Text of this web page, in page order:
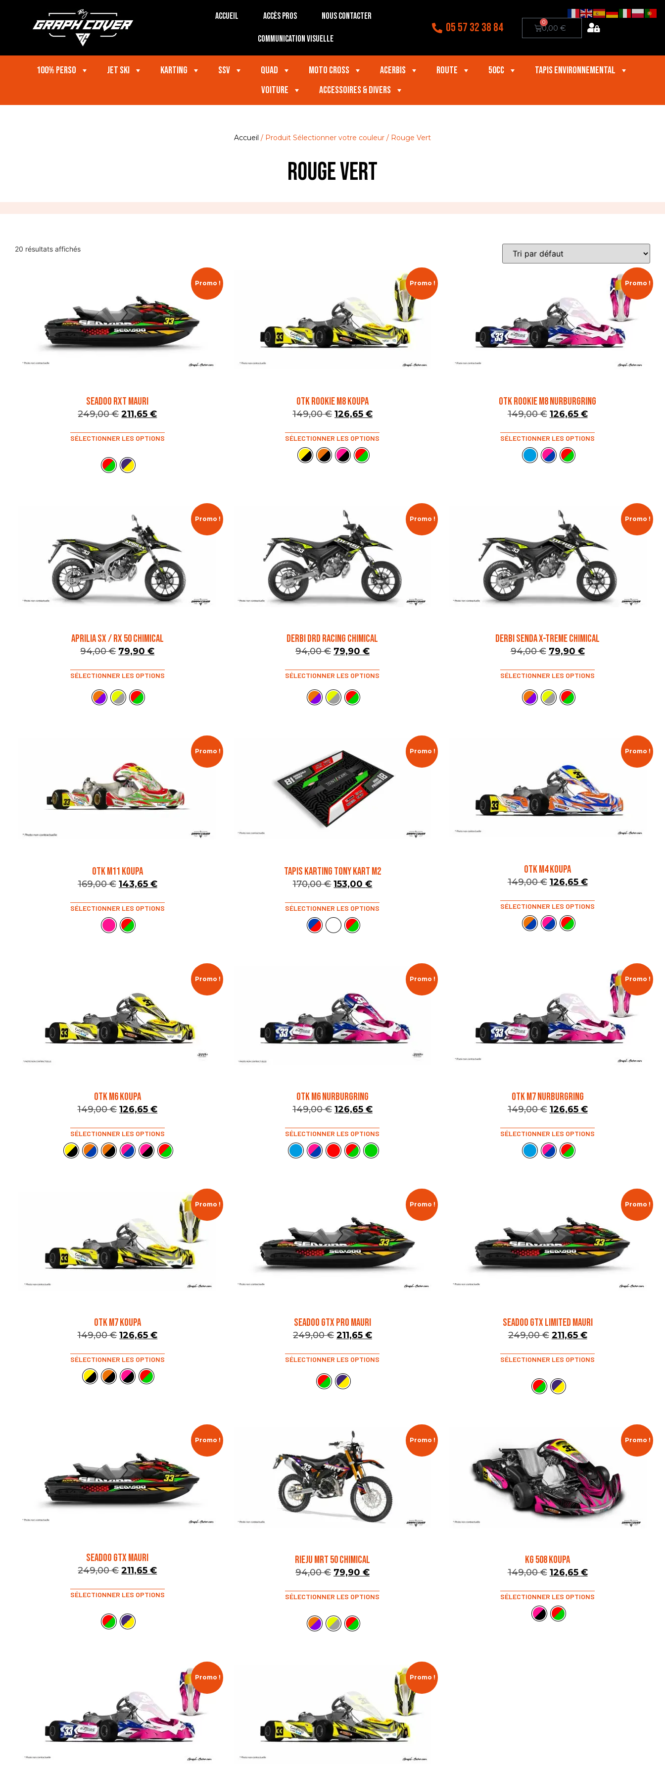
Accueil Accès Pros Nous contacter
Communication visuelle
05 57 32 38 84 0,00 €
0
100% perso Jet ski Karting SSV Quad Moto Cross Acerbis Route 50cc
Tapis Environnemental
VOITURE
Accessoires & divers
Accueil / Produit Sélectionner votre couleur / Rouge Vert
Rouge Vert
20 résultats affichés
Promo !
SEADOO RXT MAURI
249,00€ 211,65€
SÉLECTIONNER LES OPTIONS
Promo !
OTK ROOKIE M8 KOUPA
149,00€ 126,65 €
SÉLECTIONNER LES OPTIONS
Promo !
OTK ROOKIE M8 NURBURGRING
149,00€ 126,65 €
SÉLECTIONNER LES OPTIONS
Promo !
APRILIA SX / RX 50 CHIMICAL
94,00€ 79,90€
SÉLECTIONNER LES OPTIONS
Promo !
DERBI DRD RACING CHIMICAL
94,00€ 79,90 €
SÉLECTIONNER LES OPTIONS
Promo !
DERBI SENDA X-TREME CHIMICAL
94,00€ 79,90 €
SÉLECTIONNER LES OPTIONS
Promo !
OTK M11 KOUPA
169,00€ 143,65 €
SÉLECTIONNER LES OPTIONS
Promo !
TAPIS KARTING TONY KART M2
170,00€ 153,00€
SÉLECTIONNER LES OPTIONS
Promo !
OTK M4 KOUPA
149,00€ 126,65 €
SÉLECTIONNER LES OPTIONS
Promo !
OTK M6 KOUPA
149,00€ 126,65€
SÉLECTIONNER LES OPTIONS
Promo !
OTK M6 NURBURGRING
149,00€ 126,65 €
SÉLECTIONNER LES OPTIONS
Promo !
OTK M7 NURBURGRING
149,00€ 126,65 €
SÉLECTIONNER LES OPTIONS
Promo !
OTK M7 KOUPA
149,00€ 126,65€
SÉLECTIONNER LES OPTIONS
Promo !
SEADOO GTX PRO MAURI
249,00€ 211,65 €
SÉLECTIONNER LES OPTIONS
Promo !
SEADOO GTX LIMITED MAURI
249,00€ 211,65 €
SÉLECTIONNER LES OPTIONS
Promo !
SEADOO GTX MAURI
249,00€ 211,65€
SÉLECTIONNER LES OPTIONS
Promo !
RIEJU MRT 50 CHIMICAL
94,00€ 79,90 €
SÉLECTIONNER LES OPTIONS
Promo !
KG 508 KOUPA
149,00€ 126,65 €
SÉLECTIONNER LES OPTIONS
Promo ! Promo !